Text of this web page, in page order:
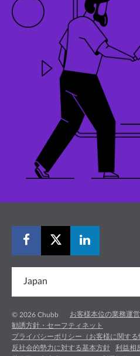
Japan
© 2026 Chubb
お客様本位の業務運
勧誘方針・セーフティネット
プライバシーポリシー（お客様に関する
反社会的勢力に対する基本方針
利益相